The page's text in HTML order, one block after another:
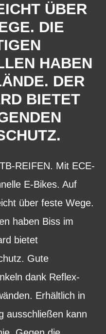
ÜBER
DIE
HABEN B
DER S
BIETET Ü
P
REIFEN. Mit ECE-
E-Bikes. Auf
über feste Wege.
haben Biss im
bietet
Gute
dank Reflex-
Erhältlich in
ausschließen kann